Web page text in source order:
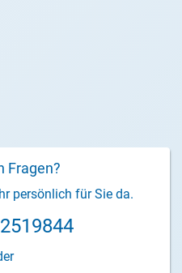
Fragen?
persönlich für Sie da.